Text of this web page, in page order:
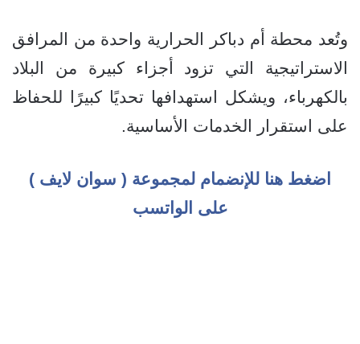
وتُعد محطة أم دباكر الحرارية واحدة من المرافق
الاستراتيجية التي تزود أجزاء كبيرة من البلاد
بالكهرباء، ويشكل استهدافها تحديًا كبيرًا للحفاظ
على استقرار الخدمات الأساسية.
اضغط هنا للإنضمام لمجموعة ( سوان لايف )
على الواتسب